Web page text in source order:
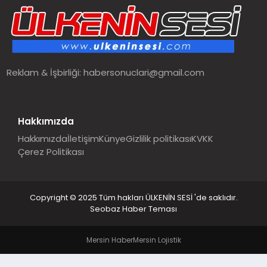
SPOR
MALATYA HABERLERI
Reklam & İşbirliği:habersonuclari@gmail.com
Hakkımızda
HakkımızdaİletişimKünyeGizlilik politikasıKVKK
Çerez Politikası
Copyright © 2025 Tüm hakları ÜLKENİN SESİ 'de saklıdır.
Seobaz Haber Teması
Mersin HaberMersin Lojistik